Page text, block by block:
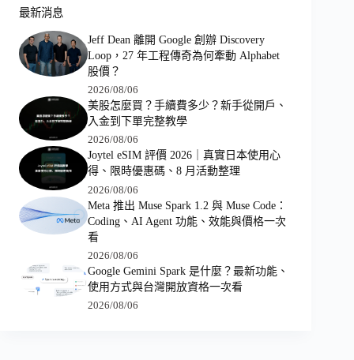
最新消息
Jeff Dean 離開 Google 創辦 Discovery
Loop，27 年工程傳奇為何牽動 Alphabet
股價？
2026/08/06
美股怎麼買？手續費多少？新手從開戶、
入金到下單完整教學
2026/08/06
Joytel eSIM 評價 2026｜真實日本使用心
得、限時優惠碼、8 月活動整理
2026/08/06
Meta 推出 Muse Spark 1.2 與 Muse Code：
Coding、AI Agent 功能、效能與價格一次
看
2026/08/06
Google Gemini Spark 是什麼？最新功能、
使用方式與台灣開放資格一次看
2026/08/06